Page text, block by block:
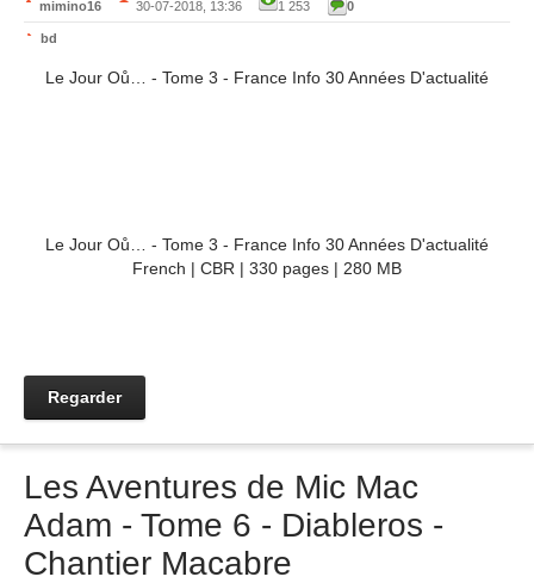
mimino16 30-07-2018, 13:36 1 253 0
bd
Le Jour Oů… - Tome 3 - France Info 30 Années D'actualité
Le Jour Oů… - Tome 3 - France Info 30 Années D'actualité
French | CBR | 330 pages | 280 MB
Regarder
Les Aventures de Mic Mac
Adam - Tome 6 - Diableros -
Chantier Macabre